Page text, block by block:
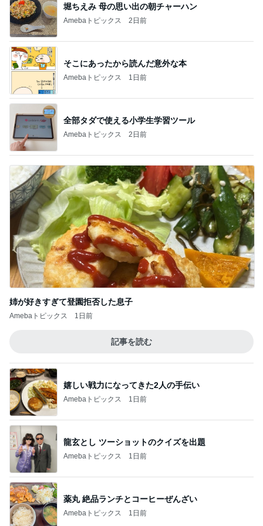
堀ちえみ 母の思い出の朝チャーハン
Amebaトピックス 2日前
そこにあったから読んだ意外な本
Amebaトピックス 1日前
全部タダで使える小学生学習ツール
Amebaトピックス 2日前
姉が好きすぎて登園拒否した息子
Amebaトピックス 1日前
記事を読む
嬉しい戦力になってきた2人の手伝い
Amebaトピックス 1日前
龍玄とし ツーショットのクイズを出題
Amebaトピックス 1日前
薬丸 絶品ランチとコーヒーぜんざい
Amebaトピックス 1日前